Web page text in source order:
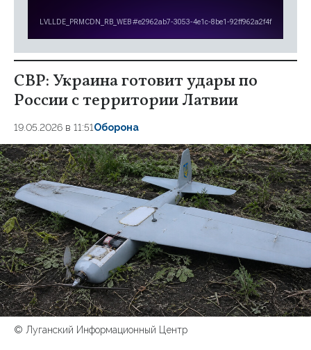
СВР: Украина готовит удары по
России с территории Латвии
19.05.2026 в 11:51Оборона
© Луганский Информационный Центр